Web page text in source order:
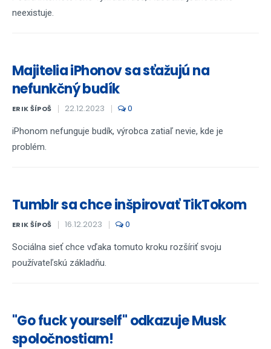
neexistuje.
Majitelia iPhonov sa sťažujú na
nefunkčný budík
ERIK ŠÍPOŠ 22.12.2023 0
iPhonom nefunguje budík, výrobca zatiaľ nevie, kde je
problém.
Tumblr sa chce inšpirovať TikTokom
ERIK ŠÍPOŠ 16.12.2023 0
Sociálna sieť chce vďaka tomuto kroku rozšíriť svoju
používateľskú základňu.
"Go fuck yourself" odkazuje Musk
spoločnostiam!